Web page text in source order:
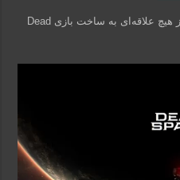
به نظر می‌رسد شرکت الکترونیک آرتز هیچ علاقه‌ای به ساخت بازی Dead